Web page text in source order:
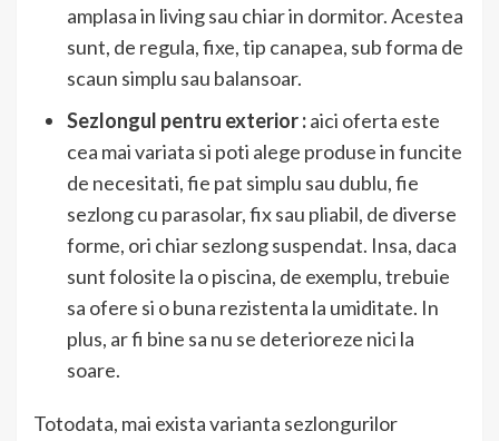
amplasa in living sau chiar in dormitor. Acestea
sunt, de regula, fixe, tip canapea, sub forma de
scaun simplu sau balansoar.
Sezlongul pentru exterior :aici oferta este
cea mai variata si poti alege produse in funcite
de necesitati, fie pat simplu sau dublu, fie
sezlong cu parasolar, fix sau pliabil, de diverse
forme, ori chiar sezlong suspendat. Insa, daca
sunt folosite la o piscina, de exemplu, trebuie
sa ofere si o buna rezistenta la umiditate. In
plus, ar fi bine sa nu se deterioreze nici la
soare.
Totodata, mai exista varianta sezlongurilor